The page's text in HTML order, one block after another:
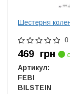
Шестерня
0
469 грн
Артикул:
FEBI
BILSTEIN